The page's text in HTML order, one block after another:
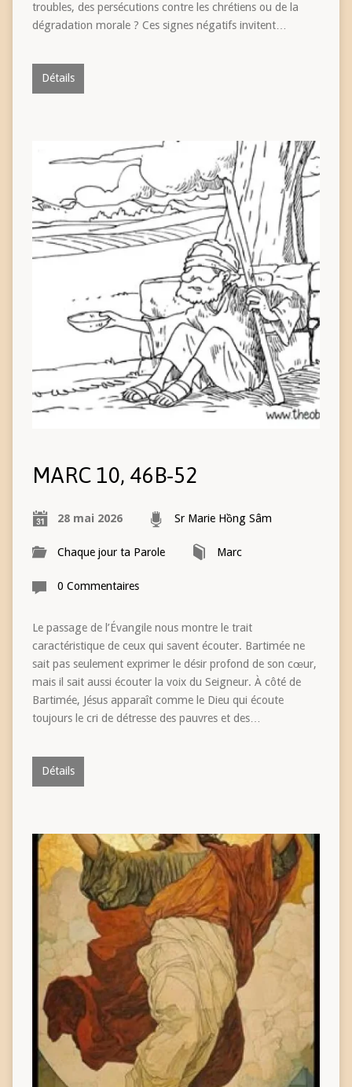
troubles, des persécutions contre les chrétiens ou de la
dégradation morale ? Ces signes négatifs invitent…
Détails
MARC 10, 46B‑52
28 mai 2026 Sr Marie Hồng Sâm
Chaque jour ta Parole Marc
0 Commentaires
Le passage de l’Évangile nous montre le trait
caractéristique de ceux qui savent écouter. Bartimée ne
sait pas seulement exprimer le désir profond de son cœur,
mais il sait aussi écouter la voix du Seigneur. À côté de
Bartimée, Jésus apparaît comme le Dieu qui écoute
toujours le cri de détresse des pauvres et des…
Détails